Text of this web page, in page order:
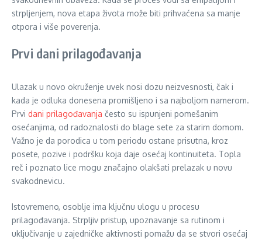
strpljenjem, nova etapa života može biti prihvaćena sa manje
otpora i više poverenja.
Prvi dani prilagođavanja
Ulazak u novo okruženje uvek nosi dozu neizvesnosti, čak i
kada je odluka donesena promišljeno i sa najboljom namerom.
Prvi dani prilagođavanja često su ispunjeni pomešanim
osećanjima, od radoznalosti do blage sete za starim domom.
Važno je da porodica u tom periodu ostane prisutna, kroz
posete, pozive i podršku koja daje osećaj kontinuiteta. Topla
reč i poznato lice mogu značajno olakšati prelazak u novu
svakodnevicu.
Istovremeno, osoblje ima ključnu ulogu u procesu
prilagođavanja. Strpljiv pristup, upoznavanje sa rutinom i
uključivanje u zajedničke aktivnosti pomažu da se stvori osećaj